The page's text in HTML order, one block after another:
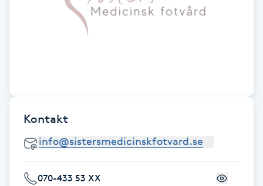
Fransförlängning Megavolym
Fransförlängning Volym
Frekvensterapi
Friskvård
Kontakt
070-433 53 XX